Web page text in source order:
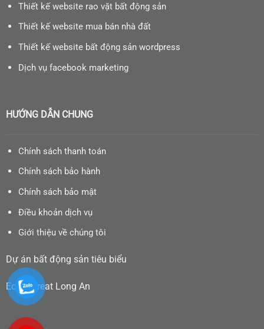
Thiết kế website rao vặt bất động sản
Thiết kế website mua bán nhà đất
Thiết kế website bất động sản wordpress
Dịch vụ facebook marketing
HƯỚNG DẪN CHUNG
Chính sách thanh toán
Chính sách bảo hành
Chính sách bảo mật
Điều khoản dịch vụ
Giới thiệu về chúng tôi
Dự án bất động sản tiêu biểu
Eco Retreat Long An